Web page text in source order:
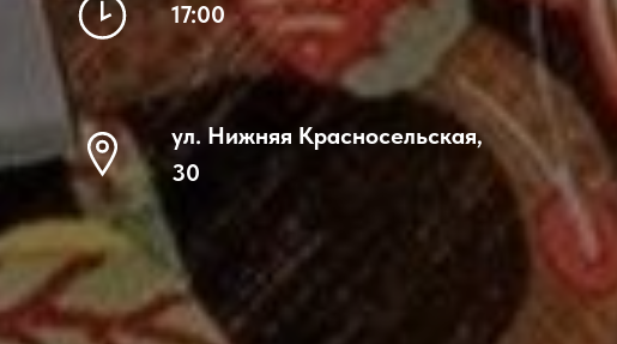
17:00
ул. Нижняя Красносельская,
30